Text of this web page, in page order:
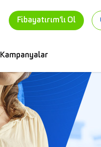
Fibayatırım'lı Ol
Kampanyalar